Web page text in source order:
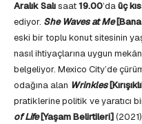
Aralık Salısaat19.00’daüç
ediyor. She Waves at Me
eski bir toplu konut sitesinin
nasıl ihtiyaçlarına uygun
belgeliyor. Mexico City’de
odağına alan Wrinkles
pratiklerine politik ve yaratıcı
of Life[Yaşam Belirtileri]